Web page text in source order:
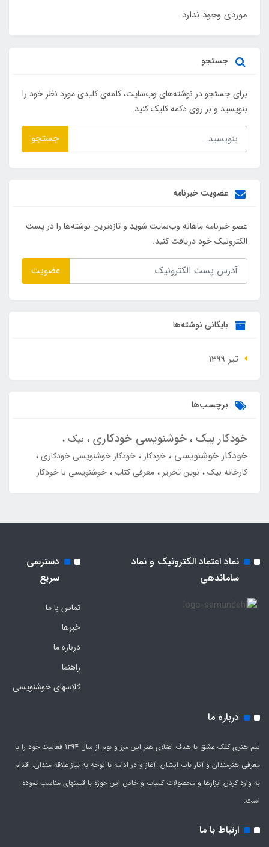
موردی وجود ندارد.
جستجو
برای جستجو در نوشته‌های وب‌سایت، کلمه‌ی کلیدی مورد نظر خود را
بنویسید و بر روی دکمه کلیک کنید.
جستجو
عضویت خبرنامه
عضو خبرنامه ماهانه وب‌سایت شوید و تازه‌ترین نوشته‌ها را در پست
الکترونیک خود دریافت کنید.
عضویت
بایگانی نوشته‌ها
تير 1399
برچسب‌ها
خودکار بیک خوشنویسی خودکاری
بیک
خودکار خوشنویسی
خودکار
خودکار خوشنویسی خودکاری
کارخانه بیک
نوین تحریر معرفی کتاب خوشنویسی با خودکار
نماد اعتماد الکترونیک و نماد
ساماندهی
دسترسی
سریع
تماس با ما
خبرها
درباره ما
راهنما
کلاسهای خوشنویسی
درباره ما
تیم هنری کلک عشق با هدف اعتلای هنر این مرز و بوم از سال 1394 فعالیت خود را با
معرفی هنرمندان و آثار ناب ایشان آغاز و در ادامه با توجه به نیاز علاقه مندان، اقدام
به وارد کردن ابزارها و محصولات کمیاب و خاص این حوزه با قیمتهای مناسب نموده
است.
ارتباط با ما